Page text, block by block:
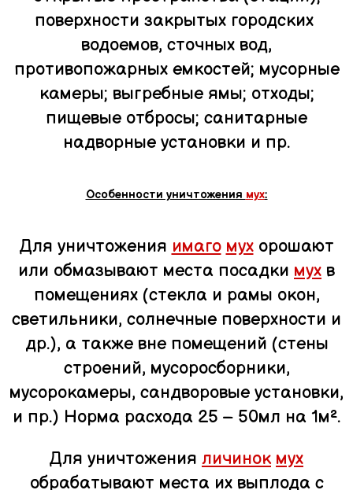
поверхности закрытых городских
водоемов, сточных вод,
противопожарных емкостей; мусорные
камеры; выгребные ямы; отходы;
пищевые отбросы; санитарные
надворные установки и пр.
Особенности уничтожения мух:
Для уничтожения имаго мухорошают
или обмазывают места посадки мух в
помещениях (стекла и рамы окон,
светильники, солнечные поверхности и
др.), а также вне помещений (стены
строений, мусоросборники,
мусорокамеры, сандворовые установки,
и пр.) Норма расхода 25 – 50мл на 1м².
Для уничтожения личинок мух
обрабатывают места их выплода с